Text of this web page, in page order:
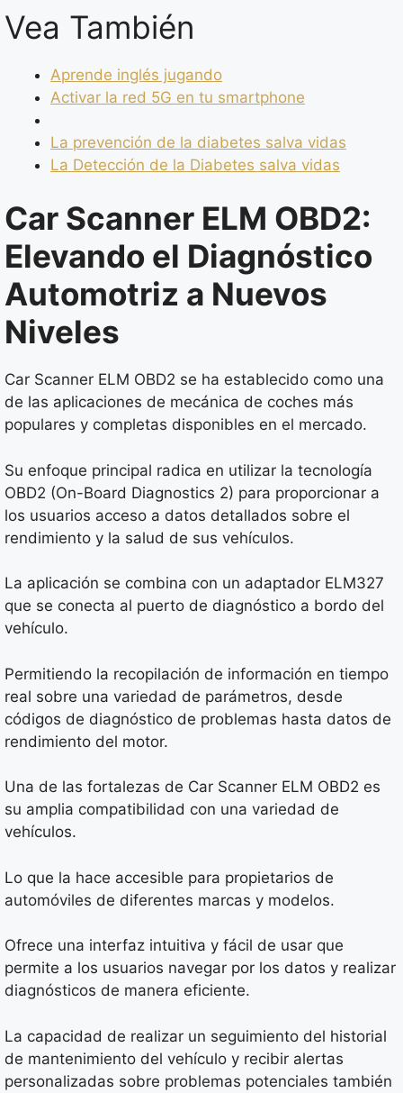
Vea También
Aprende inglés jugando
Activar la red 5G en tu smartphone
La prevención de la diabetes salva vidas
La Detección de la Diabetes salva vidas
Car Scanner ELM OBD2:
Elevando el Diagnóstico
Automotriz a Nuevos
Niveles
Car Scanner ELM OBD2 se ha establecido como una
de las aplicaciones de mecánica de coches más
populares y completas disponibles en el mercado.
Su enfoque principal radica en utilizar la tecnología
OBD2 (On-Board Diagnostics 2) para proporcionar a
los usuarios acceso a datos detallados sobre el
rendimiento y la salud de sus vehículos.
La aplicación se combina con un adaptador ELM327
que se conecta al puerto de diagnóstico a bordo del
vehículo.
Permitiendo la recopilación de información en tiempo
real sobre una variedad de parámetros, desde
códigos de diagnóstico de problemas hasta datos de
rendimiento del motor.
Una de las fortalezas de Car Scanner ELM OBD2 es
su amplia compatibilidad con una variedad de
vehículos.
Lo que la hace accesible para propietarios de
automóviles de diferentes marcas y modelos.
Ofrece una interfaz intuitiva y fácil de usar que
permite a los usuarios navegar por los datos y realizar
diagnósticos de manera eficiente.
La capacidad de realizar un seguimiento del historial
de mantenimiento del vehículo y recibir alertas
personalizadas sobre problemas potenciales también